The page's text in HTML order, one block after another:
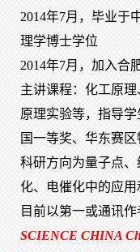
2014年7月，毕业于
理学博士学位
2014年7月，加入合
主讲课程：化工原
原理实验等，指导
国一等奖、华东赛
科研方向为量子点
化、电催化中的应
目前以第一或通讯
SCIENCE CHINA